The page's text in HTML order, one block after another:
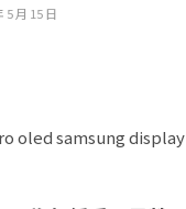
5 月 15 日